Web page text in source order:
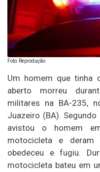
Foto: Reprodução
Um homem que tinha
aberto morreu
militares na BA-235,
Juazeiro (BA).
avistou o homem
motocicleta e
obedeceu e fugiu.
motocicleta bateu em